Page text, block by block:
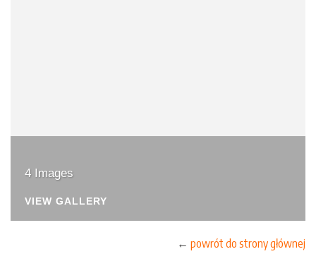
4 Images
VIEW GALLERY
← powrót do strony głównej